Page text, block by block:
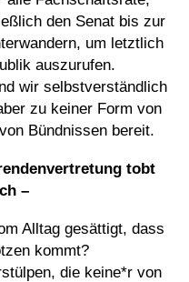
den Senat bis zur
um letztlich
auszurufen.
wir selbstverständlich
zu keiner Form von
Bündnissen bereit.
tobt
–
Alltag gesättigt, dass
kommt?
die keine*r von